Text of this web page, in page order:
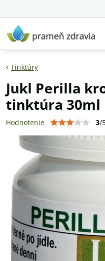
Tinktúry
Jukl Perilla
tinktúra 30ml
Hodnotenie 3/